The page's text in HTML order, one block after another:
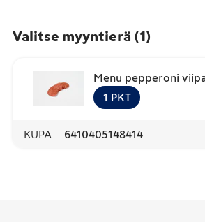
Valitse myyntierä (1)
Menu pepperoni
1 PKT
KUPA 6410405148414